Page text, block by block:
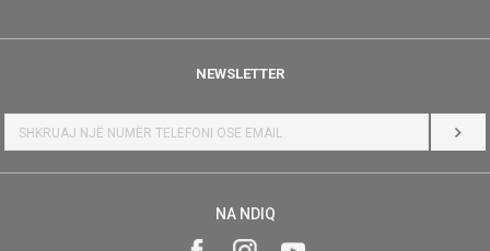
NEWSLETTER
HYR
NA NDIQ